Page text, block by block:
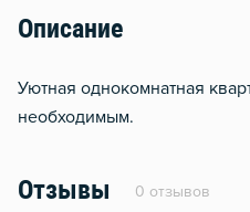
Описание
Уютная однокомнатная
необходимым.
Отзывы 0 отзывов